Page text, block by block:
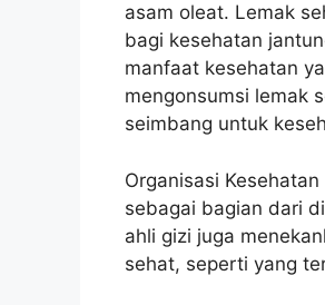
asam oleat. Lemak
bagi kesehatan
manfaat kesehatan
mengonsumsi lemak
seimbang untuk
Organisasi
sebagai bagian dari
ahli gizi juga
sehat, seperti yang